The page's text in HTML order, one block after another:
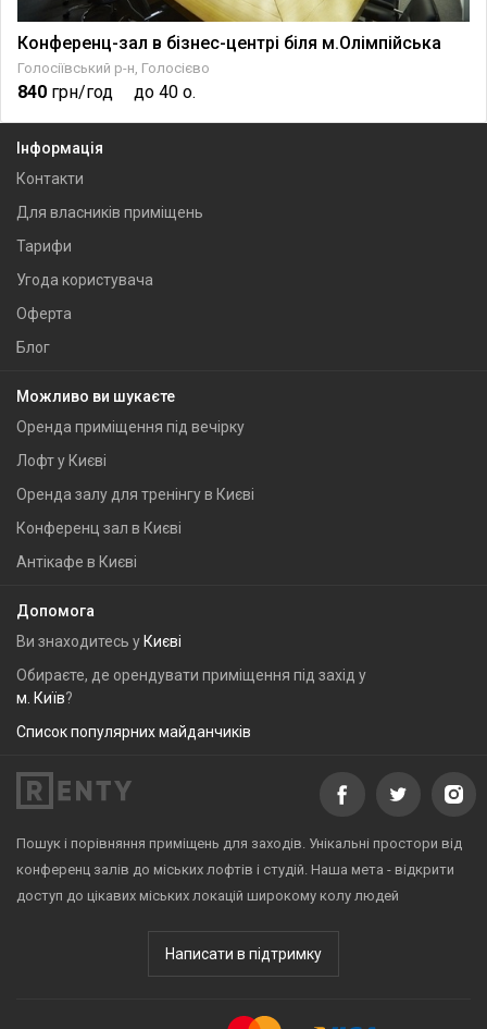
Конференц-зал в бізнес-центрі біля м.Олімпійська
Голосіївський р-н, Голосієво
840 грн/год до 40 о.
Інформація
Контакти
Для власників приміщень
Тарифи
Угода користувача
Оферта
Блог
Можливо ви шукаєте
Оренда приміщення під вечірку
Лофт у Києві
Оренда залу для тренінгу в Києві
Конференц зал в Києві
Антікафе в Києві
Допомога
Ви знаходитесь у Києві
Обираєте, де орендувати приміщення під захід у
м. Київ?
Список популярних майданчиків
Пошук і порівняння приміщень для заходів. Унікальні простори від
конференц залів до міських лофтів і студій. Наша мета - відкрити
доступ до цікавих міських локацій широкому колу людей
Написати в підтримку